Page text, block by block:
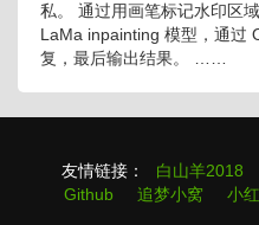
私。 通过用画笔标记水印区
LaMa inpainting 模型，通过
复，最后输出结果。 ……
友情链接： 白山羊2018
Github
追梦小窝 小